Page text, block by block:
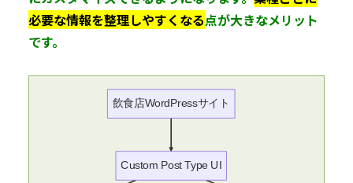
必要な情報を整理しやすくなる点が大きなメリット
です。
飲食店WordPressサイト
Custom Post Type UI